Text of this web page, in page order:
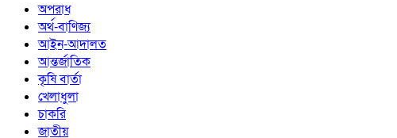
অপরাধ
অর্থ-বাণিজ্য
আইন-আদালত
আন্তর্জাতিক
কৃষি বার্তা
খেলাধুলা
চাকরি
জাতীয়